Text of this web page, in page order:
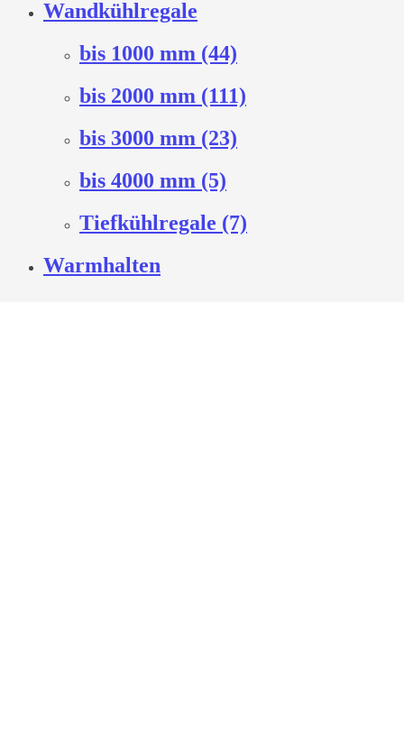
Wandkühlregale
bis 1000 mm (44)
bis 2000 mm (111)
bis 3000 mm (23)
bis 4000 mm (5)
Tiefkühlregale (7)
Warmhalten